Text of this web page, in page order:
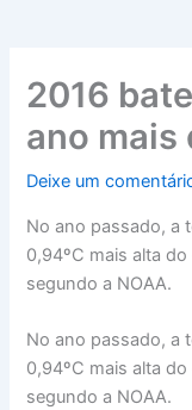
2016
ano mais
Deixe um
No ano passado, a
0,94ºC mais alta
segundo a NOAA.
No ano passado, a
0,94ºC mais alta
segundo a NOAA.